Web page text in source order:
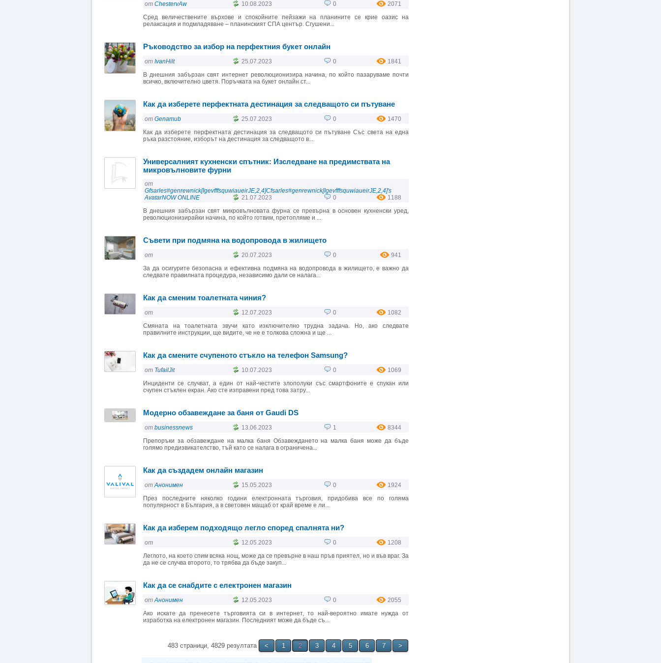
от ChestervAw 10.08.2023 0
2071
Сред величествените върхове и спокойните пейзажи на планините се крие оазис на
релаксация и подмладяване – планинският СПА център. Сгушени...
Ръководство за избор на перфектния букет онлайн
от IvanHilt 25.07.2023 0
1841
В днешния забързан свят интернет революционизира начина, по който пазаруваме почти
всичко, включително цветя. Поръчката на букет онлайн ст...
Как да изберете перфектната дестинация за следващото си пътуване
от Genamub 25.07.2023 0
1470
Как да изберете перфектната дестинация за следващото си пътуване Със света на една
ръка разстояние, изборът на дестинация за следващото в...
Универсалният кухненски спътник: Изследване на предимствата на
микровълновите фурни
от
Gfsarles#genrewnick[IgevfffsquwiaueirJE,2,4]Cfsarles#genrewnick[IgevfffsquwiaueirJE,2,4]'s
AvatarNOW ONLINE
21.07.2023 0
1188
В днешния забързан свят микровълновата фурна се превърна в основен кухненски уред,
революционизирайки начина, по който готвим, претопляме и ...
Съвети при подмяна на водопровода в жилището
от 20.07.2023 0
941
За да осигурите безопасна и ефективна подмяна на водопровода в жилището, е важно да
следвате правилната процедура, независимо дали се налага...
Как да сменим тоалетната чиния?
от 12.07.2023 0
1082
Смяната на тоалетната звучи като изключително трудна задача. Но, ако следвате
правилните инструкции, ще видите, че не е толкова сложна и ще ...
Как да смените счупеното стъкло на телефон Samsung?
от TufailJit 10.07.2023 0
1069
Инциденти се случват, а един от най-честите злополуки със смартфоните е спукан или
счупен стъклен екран. Ако сте изправени пред това затру...
Модерно обзавеждане за баня от Gaudi DS
от businessnews 13.06.2023 1
8344
Препоръки за обзавеждане на малка баня Обзавеждането на малка баня може да бъде
голямо предизвикателство, тъй като се налага в ограничена...
Как да създадем онлайн магазин
отАнонимен 15.05.2023 0
1924
През последните няколко години електронната търговия, придобива все по голяма
популярност в България, а в световен мащаб от край време е ли...
Как да изберем подходящо легло според спалнята ни?
от 12.05.2023 0
1208
Леглото, на което спим всяка нощ, може да се превърне в наш пръв приятел, но и във враг. За
да не се случва второто, то трябва да бъде закуп...
Как да се снабдите с електронен магазин
отАнонимен 12.05.2023 0
2055
Ако искате да пренесете търговията си в интернет, то най-вероятно имате нужда от
изработка на електронен магазин. Последният може да бъде съ...
483 страници, 4829 резултата < 1 2 3 4 5 6 7 >